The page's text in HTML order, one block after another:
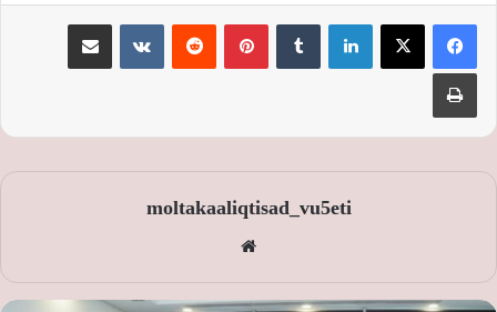
لينكدإن بينتيريست
moltakaaliqtisad_vu5eti
الوي